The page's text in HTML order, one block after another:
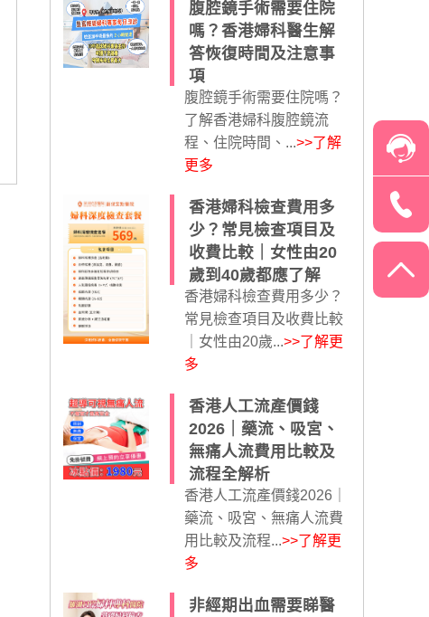
腹腔鏡手術需要住院
嗎？香港婦科醫生解
答恢復時間及注意事
項
腹腔鏡手術需要住院嗎？
了解香港婦科腹腔鏡流
程、住院時間、...>>了解
更多
香港婦科檢查費用多
少？常見檢查項目及
收費比較｜女性由20
歲到40歲都應了解
香港婦科檢查費用多少？
常見檢查項目及收費比較
｜女性由20歲...>>了解更
多
香港人工流產價錢
2026｜藥流、吸宮、
無痛人流費用比較及
流程全解析
香港人工流產價錢2026｜
藥流、吸宮、無痛人流費
用比較及流程...>>了解更
多
非經期出血需要睇醫